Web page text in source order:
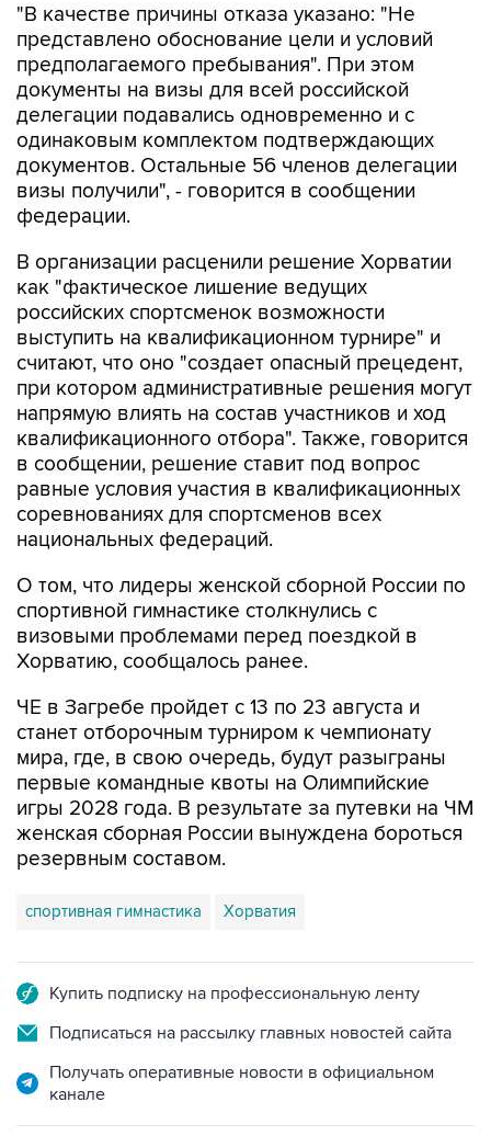
"В качестве причины отказа указано: "Не
представлено обоснование цели и условий
предполагаемого пребывания". При этом
документы на визы для всей российской
делегации подавались одновременно и с
одинаковым комплектом подтверждающих
документов. Остальные 56 членов делегации
визы получили", - говорится в сообщении
федерации.
В организации расценили решение Хорватии
как "фактическое лишение ведущих
российских спортсменок возможности
выступить на квалификационном турнире" и
считают, что оно "создает опасный прецедент,
при котором административные решения могут
напрямую влиять на состав участников и ход
квалификационного отбора". Также, говорится
в сообщении, решение ставит под вопрос
равные условия участия в квалификационных
соревнованиях для спортсменов всех
национальных федераций.
О том, что лидеры женской сборной России по
спортивной гимнастике столкнулись с
визовыми проблемами перед поездкой в
Хорватию, сообщалось ранее.
ЧЕ в Загребе пройдет с 13 по 23 августа и
станет отборочным турниром к чемпионату
мира, где, в свою очередь, будут разыграны
первые командные квоты на Олимпийские
игры 2028 года. В результате за путевки на ЧМ
женская сборная России вынуждена бороться
резервным составом.
спортивная гимнастика Хорватия
Купить подписку на профессиональную ленту
Подписаться на рассылку главных новостей сайта
Получать оперативные новости в официальном
канале